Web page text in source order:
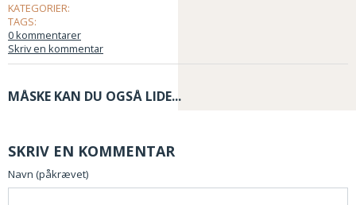
KATEGORIER:
TAGS:
0 kommentarer
Skriv en kommentar
MÅSKE KAN DU OGSÅ LIDE...
SKRIV EN KOMMENTAR
Navn (påkrævet)